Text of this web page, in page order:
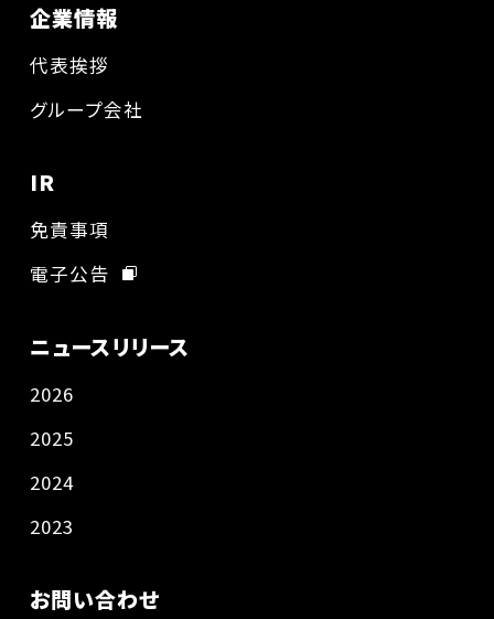
企業情報
代表挨拶
グループ会社
IR
免責事項
電子公告
ニュースリリース
2026
2025
2024
2023
お問い合わせ